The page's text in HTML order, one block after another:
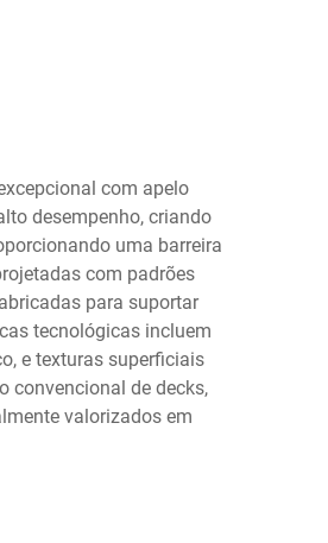
com apelo
desempenho, criando
uma barreira
com padrões
para suportar
tecnológicas incluem
e texturas superficiais
convencional de decks,
valorizados em